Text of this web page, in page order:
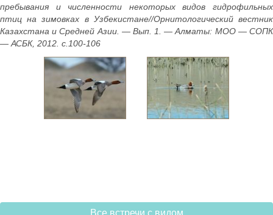
пребывания и численности некоторых видов гидрофильных
птиц на зимовках в Узбекистане//Орнитологический вестник
Казахстана и Средней Азии. — Вып. 1. — Алматы: MOO — СОПК
— АСБК, 2012. с.100-106
Все встречи с видом